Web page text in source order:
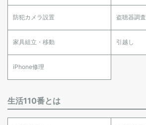
防犯カメラ設置 盗聴器調査
家具組立・移動 引越し
iPhone修理
生活110番とは